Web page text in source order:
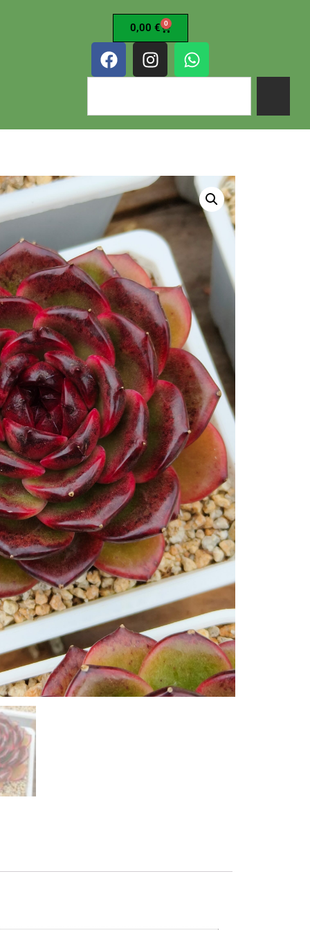
0,00 € 0